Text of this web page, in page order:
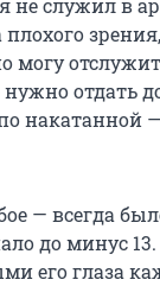
не служил в
отдать
накатанной
— всегда
до минус
его глаза